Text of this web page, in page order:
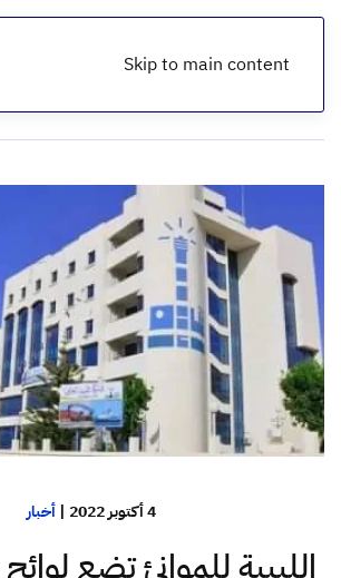
Skip to main content
الرئيسية
4 أكتوبر 2022 | أخبار
الليبية للموانئ تضع